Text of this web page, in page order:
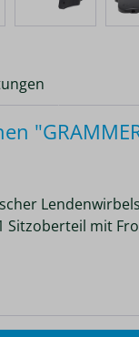
Sitzoberteil mit